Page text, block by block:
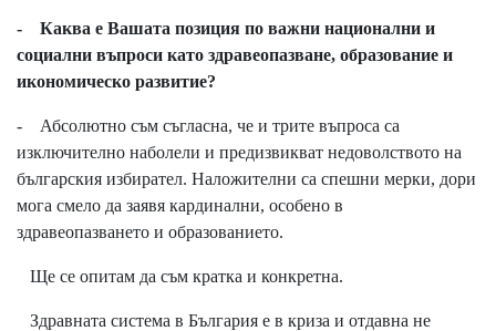
- Каква е Вашата позиция по важни национални и
социални въпроси като здравеопазване, образование и
икономическо развитие?
- Абсолютно съм съгласна, че и трите въпроса са
изключително наболели и предизвикват недоволството на
българския избирател. Наложителни са спешни мерки, дори
мога смело да заявя кардинални, особено в
здравеопазването и образованието.
Ще се опитам да съм кратка и конкретна.
Здравната система в България е в криза и отдавна не